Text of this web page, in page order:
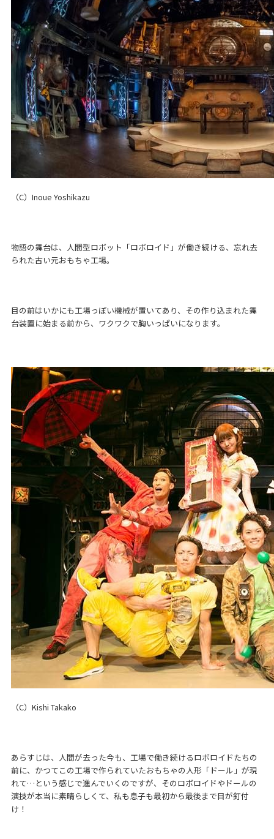
（C）Inoue Yoshikazu
物語の舞台は、人間型ロボット「ロボロイド」が働き続ける、忘れ去
られた古い元おもちゃ工場。
目の前はいかにも工場っぽい機械が置いてあり、その作り込まれた舞
台装置に始まる前から、ワクワクで胸いっぱいになります。
（C）Kishi Takako
あらすじは、人間が去った今も、工場で働き続けるロボロイドたちの
前に、かつてこの工場で作られていたおもちゃの人形「ドール」が現
れて…という感じで進んでいくのですが、そのロボロイドやドールの
演技が本当に素晴らしくて、私も息子も最初から最後まで目が釘付
け！